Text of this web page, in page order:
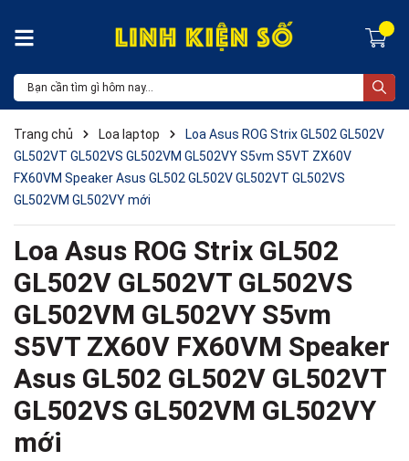
Trang chủ Loa laptop
Loa Asus ROG Strix GL502 GL502V
GL502VT GL502VS GL502VM GL502VY S5vm S5VT ZX60V
FX60VM Speaker Asus GL502 GL502V GL502VT GL502VS
GL502VM GL502VY mới
Loa Asus ROG Strix GL502
GL502V GL502VT GL502VS
GL502VM GL502VY S5vm
S5VT ZX60V FX60VM Speaker
Asus GL502 GL502V GL502VT
GL502VS GL502VM GL502VY
mới